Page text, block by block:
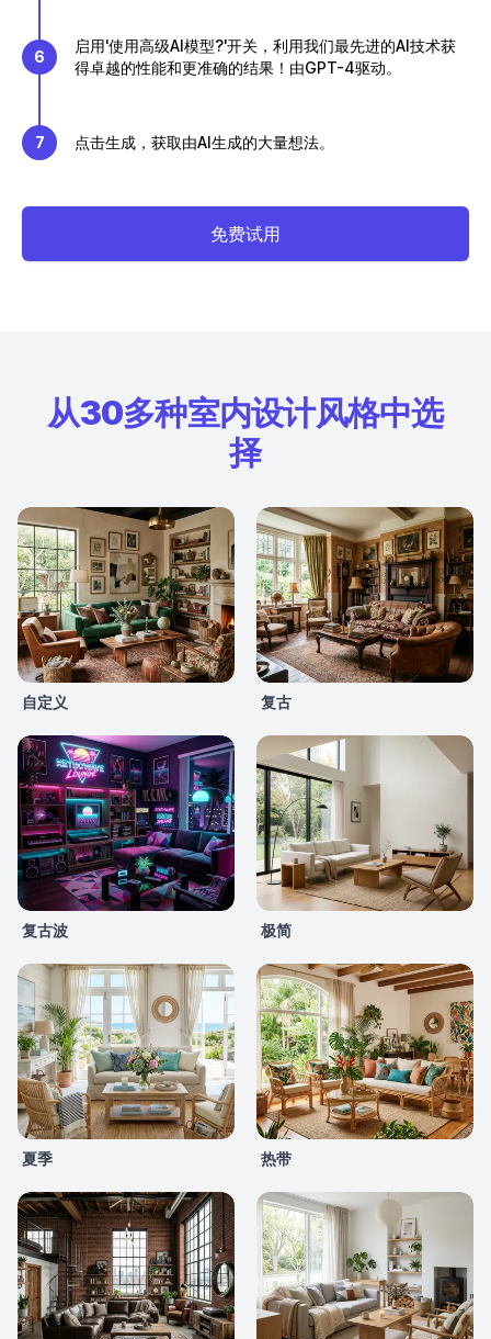
6
启用'使用高级AI模型?'开关，利用我们最先进的AI技术获
得卓越的性能和更准确的结果！由GPT-4驱动。
7 点击生成，获取由AI生成的大量想法。
免费试用
从30多种室内设计风格中选
择
自定义 复古
复古波 极简
夏季 热带